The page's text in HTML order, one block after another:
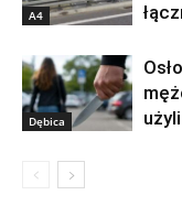
A4
Dębica